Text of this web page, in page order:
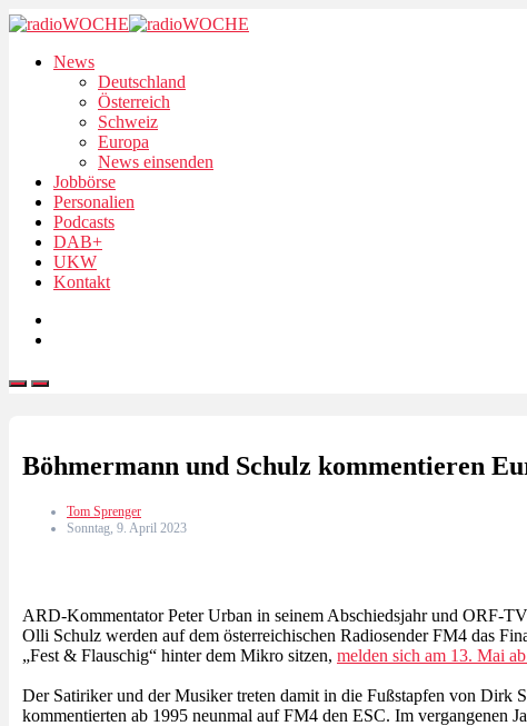
News
Deutschland
Österreich
Schweiz
Europa
News einsenden
Jobbörse
Personalien
Podcasts
DAB+
UKW
Kontakt
Böhmermann und Schulz kommentieren
Tom Sprenger
Sonntag, 9. April 2023
ARD-Kommentator Peter Urban in seinem Abschiedsjahr und ORF-
Olli Schulz werden auf dem österreichischen Radiosender FM4 das
„Fest & Flauschig“ hinter dem Mikro sitzen, melden sich am 13. Mai
Der Satiriker und der Musiker treten damit in die Fußstapfen von Dirk
kommentierten ab 1995 neunmal auf FM4 den ESC. Im vergangenen